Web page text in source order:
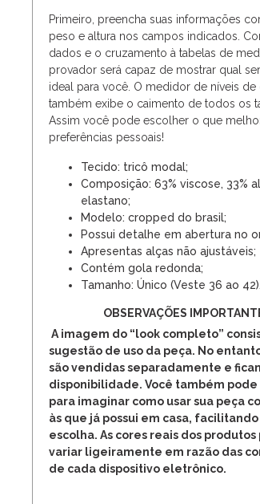
Primeiro, preencha suas informações
peso e altura nos campos indicados.
dados e o cruzamento à tabelas de
provador será capaz de mostrar qual
ideal para você. O medidor de níveis
também exibe o caimento de todos os
Assim você pode escolher o que
preferências pessoais!
Tecido: tricô modal;
Composição: 63% viscose, 33%
elastano;
Modelo: cropped do brasil;
Possui detalhe em abertura no
Apresentas alças não ajustáveis;
Contém gola redonda;
Tamanho: Único (Veste 36 ao 42).
OBSERVAÇÕES
A imagem do “look completo”
sugestão de uso da peça. No
são vendidas separadamente e
disponibilidade. Você também
para imaginar como usar sua peça
às que já possui em casa, facilitando
escolha. As cores reais dos produtos
variar ligeiramente em razão das
de cada dispositivo eletrônico.